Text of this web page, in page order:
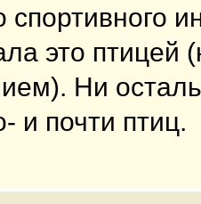
спортивного
это птицей
Ни
и почти птиц.